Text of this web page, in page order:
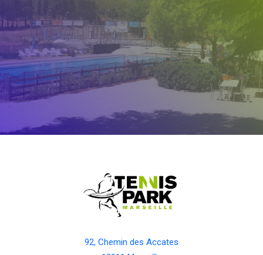
92, Chemin des Accates